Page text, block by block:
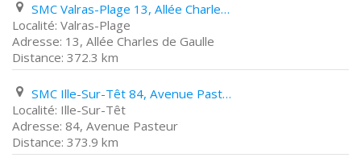
SMC Valras-Plage 13, Allée Charles de Gaulle
Valras-Plage
13, Allée Charles de Gaulle
372.3 km
SMC Ille-Sur-Têt 84, Avenue Pasteur
Ille-Sur-Têt
84, Avenue Pasteur
373.9 km